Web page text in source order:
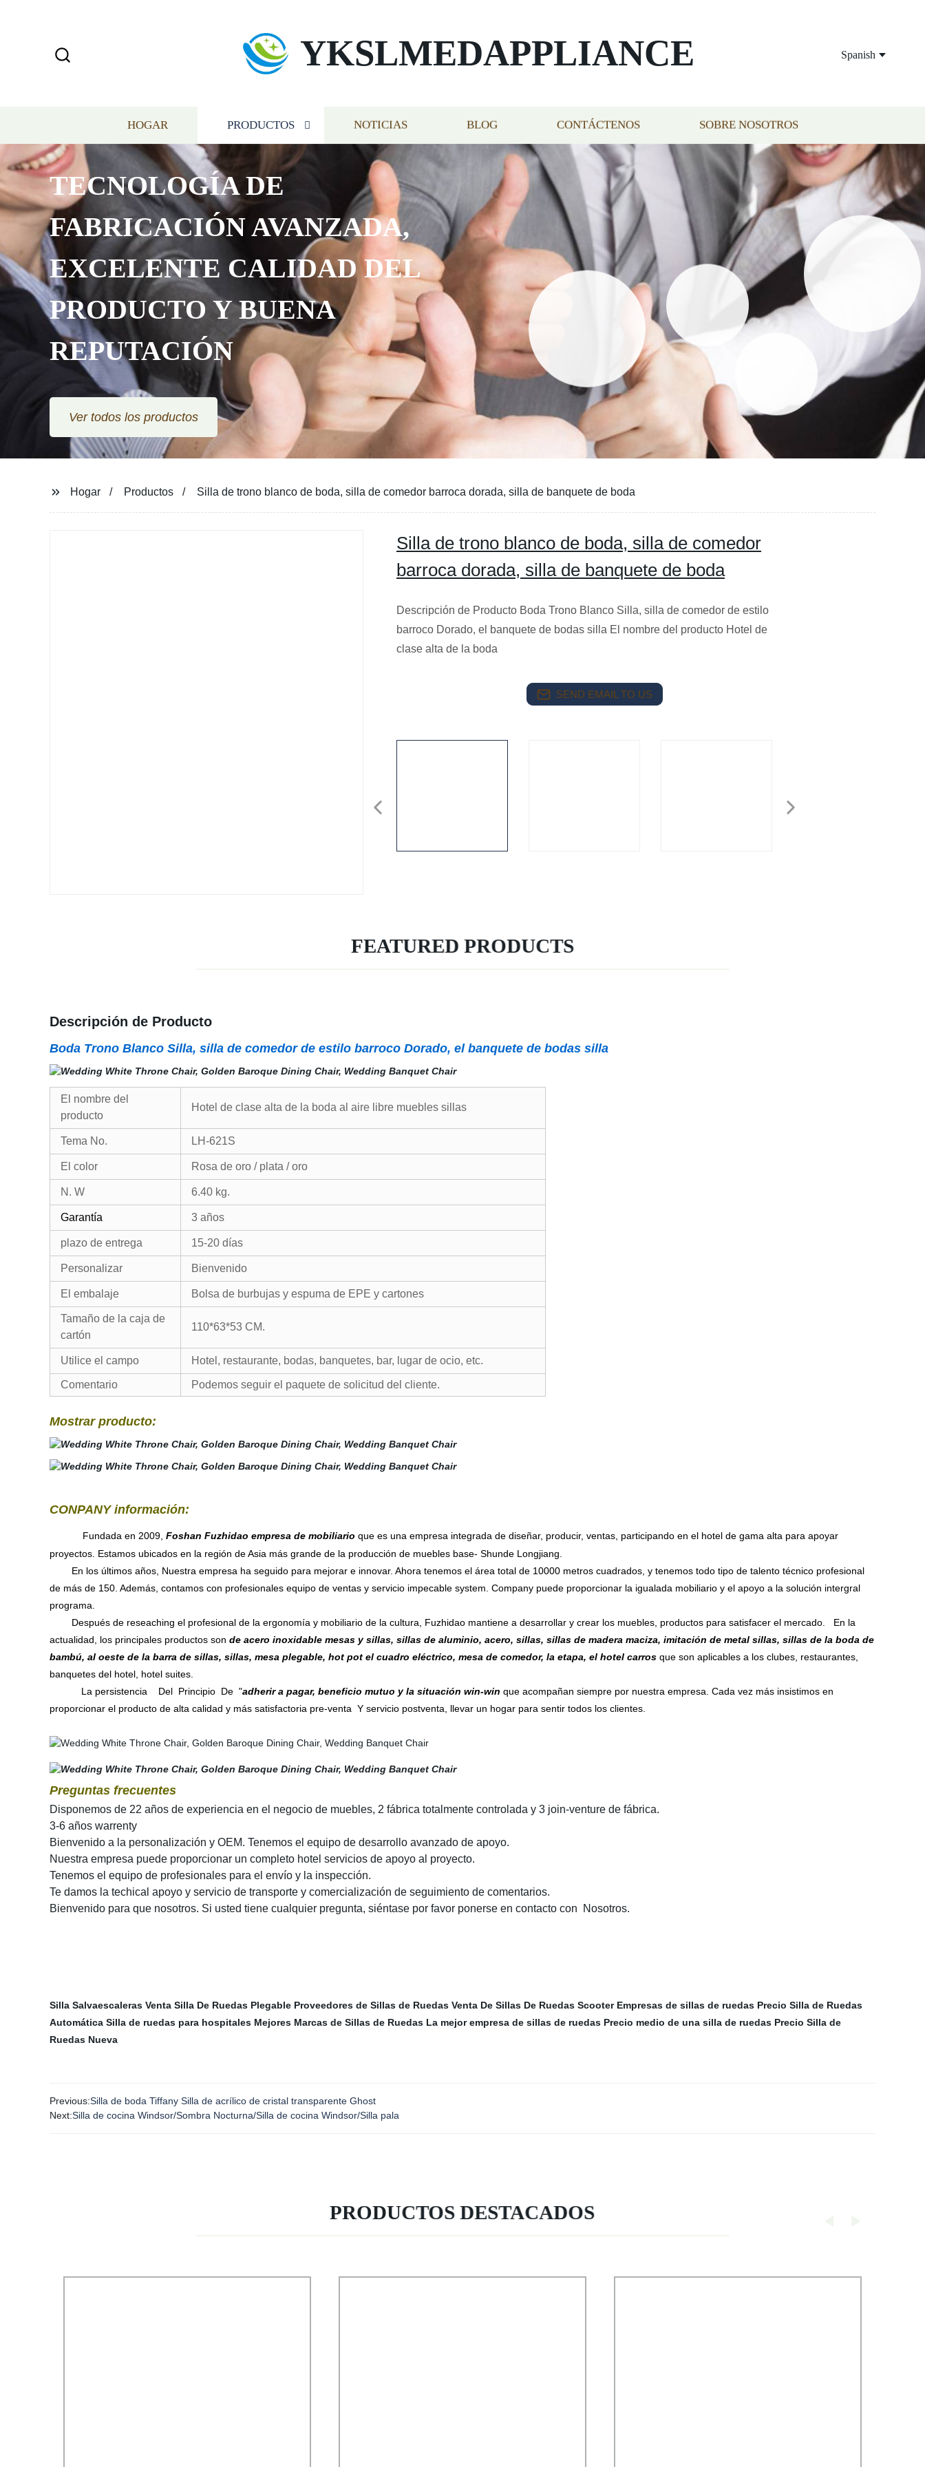
YKSLMEDAPPLIANCE Spanish
HOGAR PRODUCTOS NOTICIAS BLOG CONTÁCTENOS SOBRE NOSOTROS
TECNOLOGÍA DE
FABRICACIÓN AVANZADA,
EXCELENTE CALIDAD DEL
PRODUCTO Y BUENA
REPUTACIÓN
Ver todos los productos
Hogar Productos Silla de trono blanco de boda, silla de comedor barroca dorada, silla de banquete de boda
Silla de trono blanco de boda, silla de comedor
barroca dorada, silla de banquete de boda
Descripción de Producto Boda Trono Blanco Silla, silla de comedor de estilo
barroco Dorado, el banquete de bodas silla El nombre del producto Hotel de
clase alta de la boda
SEND EMAIL TO US
FEATURED PRODUCTS
Descripción de Producto
Boda Trono Blanco Silla, silla de comedor de estilo barroco Dorado, el banquete de bodas silla
El nombre del
producto
Hotel de clase alta de la boda al aire libre muebles sillas
Tema No. LH-621S
El color Rosa de oro / plata / oro
N. W 6.40 kg.
Garantía 3 años
plazo de entrega 15-20 días
Personalizar Bienvenido
El embalaje Bolsa de burbujas y espuma de EPE y cartones
Tamaño de la caja de
cartón
110*63*53 CM.
Utilice el campo Hotel, restaurante, bodas, banquetes, bar, lugar de ocio, etc.
Comentario Podemos seguir el paquete de solicitud del cliente.
Mostrar producto:
CONPANY información:
Fundada en 2009, Foshan Fuzhidao empresa de mobiliario que es una empresa integrada de diseñar, producir, ventas, participando en el hotel de gama alta para apoyar
proyectos. Estamos ubicados en la región de Asia más grande de la producción de muebles base- Shunde Longjiang.
En los últimos años, Nuestra empresa ha seguido para mejorar e innovar. Ahora tenemos el área total de 10000 metros cuadrados, y tenemos todo tipo de talento técnico profesional
de más de 150. Además, contamos con profesionales equipo de ventas y servicio impecable system. Company puede proporcionar la igualada mobiliario y el apoyo a la solución intergral
programa.
Después de reseaching el profesional de la ergonomía y mobiliario de la cultura, Fuzhidao mantiene a desarrollar y crear los muebles, productos para satisfacer el mercado. En la
actualidad, los principales productos son de acero inoxidable mesas y sillas, sillas de aluminio, acero, sillas, sillas de madera maciza, imitación de metal sillas, sillas de la boda de
bambú, al oeste de la barra de sillas, sillas, mesa plegable, hot pot el cuadro eléctrico, mesa de comedor, la etapa, el hotel carros que son aplicables a los clubes, restaurantes,
banquetes del hotel, hotel suites.
La persistencia Del Principio De "adherir a pagar, beneficio mutuo y la situación win-win que acompañan siempre por nuestra empresa. Cada vez más insistimos en
proporcionar el producto de alta calidad y más satisfactoria pre-venta Y servicio postventa, llevar un hogar para sentir todos los clientes.
Preguntas frecuentes
Disponemos de 22 años de experiencia en el negocio de muebles, 2 fábrica totalmente controlada y 3 join-venture de fábrica.
3-6 años warrenty
Bienvenido a la personalización y OEM. Tenemos el equipo de desarrollo avanzado de apoyo.
Nuestra empresa puede proporcionar un completo hotel servicios de apoyo al proyecto.
Tenemos el equipo de profesionales para el envío y la inspección.
Te damos la techical apoyo y servicio de transporte y comercialización de seguimiento de comentarios.
Bienvenido para que nosotros. Si usted tiene cualquier pregunta, siéntase por favor ponerse en contacto con Nosotros.
Silla Salvaescaleras Venta Silla De Ruedas Plegable Proveedores de Sillas de Ruedas Venta De Sillas De Ruedas Scooter Empresas de sillas de ruedas Precio Silla de Ruedas
Automática Silla de ruedas para hospitales Mejores Marcas de Sillas de Ruedas La mejor empresa de sillas de ruedas Precio medio de una silla de ruedas Precio Silla de
Ruedas Nueva
Previous:Silla de boda Tiffany Silla de acrílico de cristal transparente Ghost
Next:Silla de cocina Windsor/Sombra Nocturna/Silla de cocina Windsor/Silla pala
PRODUCTOS DESTACADOS